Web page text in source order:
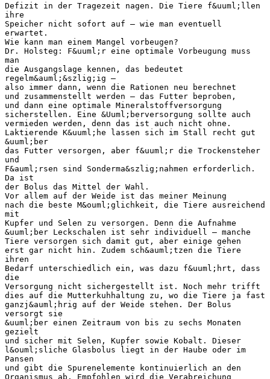
Defizit in der Tragezeit nagen. Die Tiere f&uuml;llen
ihre
Speicher nicht sofort auf – wie man eventuell
erwartet.
Wie kann man einem Mangel vorbeugen?
Dr. Holsteg: F&uuml;r eine optimale Vorbeugung muss
man
die Ausgangslage kennen, das bedeutet
regelm&auml;&szlig;ig –
also immer dann, wenn die Rationen neu berechnet
und zusammenstellt werden – das Futter beproben,
und dann eine optimale Mineralstoffversorgung
sicherstellen. Eine &Uuml;berversorgung sollte auch
vermieden werden, denn das ist auch nicht ohne.
Laktierende K&uuml;he lassen sich im Stall recht gut
&uuml;ber
das Futter versorgen, aber f&uuml;r die Trockensteher
und
F&auml;rsen sind Sonderma&szlig;nahmen erforderlich.
Da ist
der Bolus das Mittel der Wahl.
Vor allem auf der Weide ist das meiner Meinung
nach die beste M&ouml;glichkeit, die Tiere ausreichend
mit
Kupfer und Selen zu versorgen. Denn die Aufnahme
&uuml;ber Leckschalen ist sehr individuell – manche
Tiere versorgen sich damit gut, aber einige gehen
erst gar nicht hin. Zudem sch&auml;tzen die Tiere
ihren
Bedarf unterschiedlich ein, was dazu f&uuml;hrt, dass
die
Versorgung nicht sichergestellt ist. Noch mehr trifft
dies auf die Mutterkuhhaltung zu, wo die Tiere ja fast
ganzj&auml;hrig auf der Weide stehen. Der Bolus
versorgt sie
&uuml;ber einen Zeitraum von bis zu sechs Monaten
gezielt
und sicher mit Selen, Kupfer sowie Kobalt. Dieser
l&ouml;sliche Glasbolus liegt in der Haube oder im
Pansen
und gibt die Spurenelemente kontinuierlich an den
Organismus ab. Empfohlen wird die Verabreichung